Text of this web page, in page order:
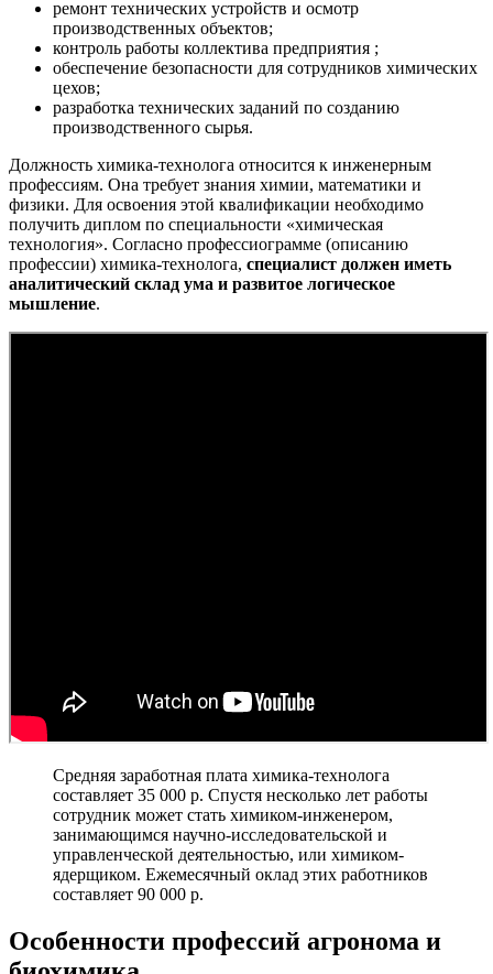
ремонт технических устройств и осмотр
производственных объектов;
контроль работы коллектива предприятия ;
обеспечение безопасности для сотрудников химических
цехов;
разработка технических заданий по созданию
производственного сырья.
Должность химика-технолога относится к инженерным
профессиям. Она требует знания химии, математики и
физики. Для освоения этой квалификации необходимо
получить диплом по специальности «химическая
технология». Согласно профессиограмме (описанию
профессии) химика-технолога, специалист должен иметь
аналитический склад ума и развитое логическое
мышление.
Средняя заработная плата химика-технолога
составляет 35 000 р. Спустя несколько лет работы
сотрудник может стать химиком-инженером,
занимающимся научно-исследовательской и
управленческой деятельностью, или химиком-
ядерщиком. Ежемесячный оклад этих работников
составляет 90 000 р.
Особенности профессий агронома и